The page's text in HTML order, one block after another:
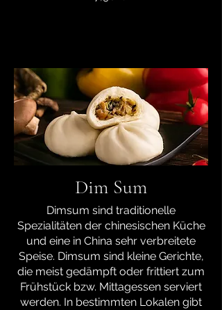
Dim Sum
Dimsum sind traditionelle
Spezialitäten der chinesischen Küche
und eine in China sehr verbreitete
Speise. Dimsum sind kleine Gerichte,
die meist gedämpft oder frittiert zum
Frühstück bzw. Mittagessen serviert
werden. In bestimmten Lokalen gibt